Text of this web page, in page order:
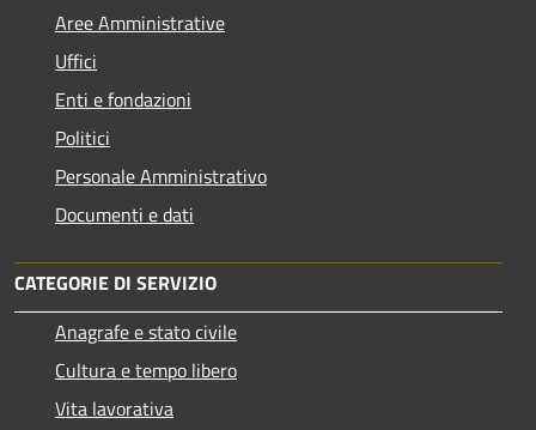
Aree Amministrative
Uffici
Enti e fondazioni
Politici
Personale Amministrativo
Documenti e dati
CATEGORIE DI SERVIZIO
Anagrafe e stato civile
Cultura e tempo libero
Vita lavorativa